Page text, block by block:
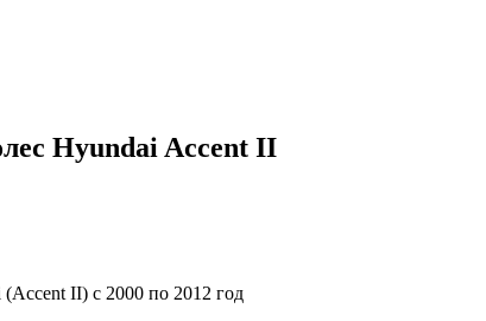
Hyundai Accent II
II) с 2000 по 2012 год